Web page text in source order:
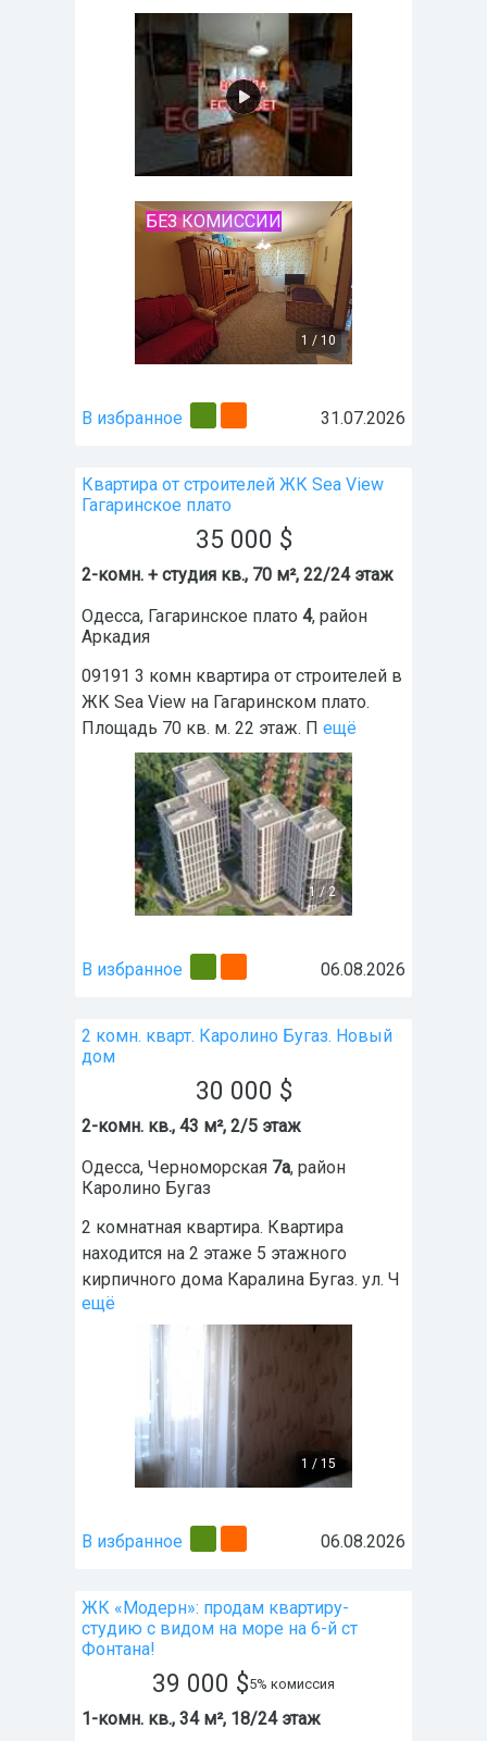
1 / 10
БЕЗ КОМИССИИ
В избранное 31.07.2026
Квартира от строителей ЖК Sea View
Гагаринское плато
35 000 $
2-комн. + студия кв., 70 м², 22/24 этаж
Одесса, Гагаринское плато 4, район
Аркадия
09191 3 комн квартира от строителей в
ЖК Sea View на Гагаринском плато.
Площадь 70 кв. м. 22 этаж. П ещё
1/2
В избранное 06.08.2026
2 комн. кварт. Каролино Бугаз. Новый
дом
30 000 $
2-комн. кв., 43 м², 2/5 этаж
Одесса, Черноморская 7а, район
Каролино Бугаз
2 комнатная квартира. Квартира
находится на 2 этаже 5 этажного
кирпичного дома Каралина Бугаз. ул. Ч
ещё
1 / 15
В избранное 06.08.2026
ЖК «Модерн»: продам квартиру-
студию с видом на море на 6-й ст
Фонтана!
39 000 $5% комиссия
1-комн. кв., 34 м², 18/24 этаж